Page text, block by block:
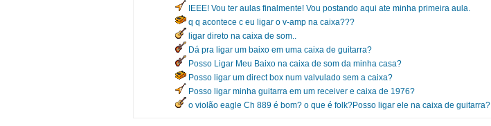
IEEE! Vou ter aulas finalmente! Vou postando aqui ate minha primeira aula.
q q acontece c eu ligar o v-amp na caixa???
ligar direto na caixa de som..
Dá pra ligar um baixo em uma caixa de guitarra?
Posso Ligar Meu Baixo na caixa de som da minha casa?
Posso ligar um direct box num valvulado sem a caixa?
Posso ligar minha guitarra em um receiver e caixa de 1976?
o violão eagle Ch 889 é bom? o que é folk?Posso ligar ele na caixa de guitarra?